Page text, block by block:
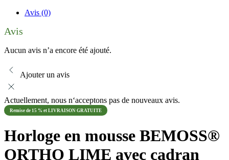
Avis (0)
Avis
Aucun avis n’a encore été ajouté.
Ajouter un avis
Actuellement, nous n‘acceptons pas de nouveaux avis.
Remise de 15 % et LIVRAISON GRATUITE
Horloge en mousse BEMOSS®
ORTHO LIME avec cadran